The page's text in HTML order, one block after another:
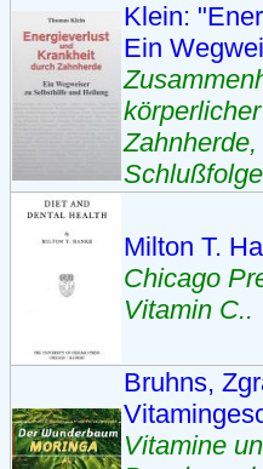
Klein:
Ein
Milton T.
Chicago
Vitamin C..
Bruhns,
Vitamine